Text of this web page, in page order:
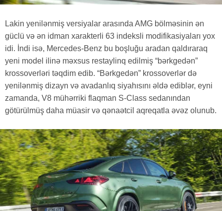
Lakin yenilənmiş versiyalar arasında AMG bölməsinin ən
güclü və ən idman xarakterli 63 indeksli modifikasiyaları yox
idi. İndi isə, Mercedes-Benz bu boşluğu aradan qaldıraraq
yeni model ilinə məxsus restaylinq edilmiş “bərkgedən”
krossoverləri təqdim edib. “Bərkgedən” krossoverlər də
yenilənmiş dizayn və avadanlıq siyahısını əldə ediblər, eyni
zamanda, V8 mühərriki flaqman S-Class sedanından
götürülmüş daha müasir və qənaətcil aqreqatla əvəz olunub.